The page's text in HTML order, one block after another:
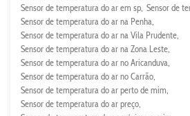
Sensor de temperatura do ar em sp Sensor de
Sensor de temperatura do ar na Penha
Sensor de temperatura do ar na Vila Prudente
Sensor de temperatura do ar na Zona Leste
Sensor de temperatura do ar no Aricanduva
Sensor de temperatura do ar no Carrão
Sensor de temperatura do ar perto de mim
Sensor de temperatura do ar preço